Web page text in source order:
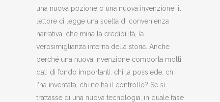
una nuova pozione o una nuova invenzione, il
lettore ci legge una scelta di convenienza
narrativa, che mina la credibilità, la
verosimiglianza interna della storia. Anche
perché una nuova invenzione comporta molti
dati di fondo importanti: chi la possiede, chi
l’ha inventata, chi ne ha il controllo? Se si
trattasse di una nuova tecnologia, in quale fase